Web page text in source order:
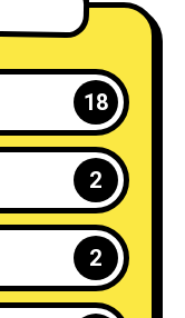
18
2
2